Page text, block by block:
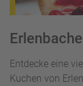
Entdecke eine
Kuchen von